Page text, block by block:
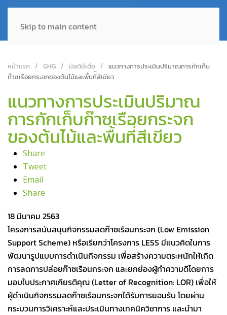
Skip to main content
หน้าแรก GHG มัลติมีเดีย
แนวทางการประเมินปริมาณการกักเก็บ
ก๊าซเรือยกระจกของต้นไม้และพื้นที่ีสีเขียว
แนวทางการประเมินปริมาณ
การกักเก็บก๊าซเรือยกระจก
ของต้นไม้และพื้นที่ีสีเขียว
Share
Tweet
Email
Share
18 มีนาคม 2563
โครงการสนับสนุนกิจกรรมลดก๊าซเรือนกระจก (Low Emission
Support Scheme) หรือเรียกว่าโครงการ LESS มีแนวคิดในการ
พัฒนารูปแบบการดำเนินกิจกรรม เพื่อสร้างความตระหนักให้เกิด
การลดการปล่อยก๊าซเรือนกระจก และยกย่องผู้ทำความดีโดยการ
มอบใบประกาศเกียรติคุณ (Letter of Recognition: LOR) เพื่อให้
ผู้ดำเนินกิจกรรมลดก๊าซเรือนกระจกได้รับการยอมรับ โดยผ่าน
กระบวนการวิเคราะห์และประเมินทางเทคนิควิชาการ และนำมา